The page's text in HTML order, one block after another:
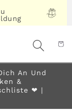
An Und
&
❤︎ |